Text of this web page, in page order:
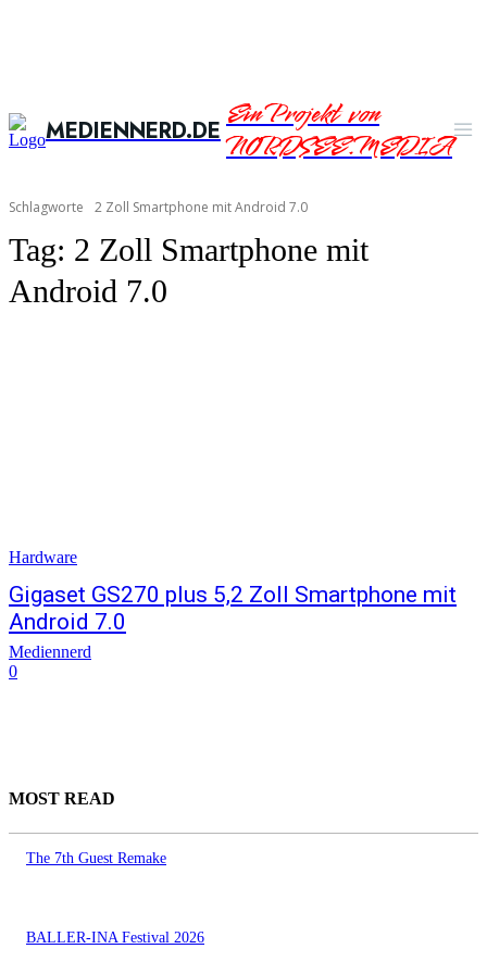
MEDIENNERD.DEEin Projekt von
NORDSEE.MEDIA
Schlagworte 2 Zoll Smartphone mit Android 7.0
Tag: 2 Zoll Smartphone mit
Android 7.0
Hardware
Gigaset GS270 plus 5,2 Zoll Smartphone mit
Android 7.0
Mediennerd
0
MOST READ
The 7th Guest Remake
BALLER-INA Festival 2026